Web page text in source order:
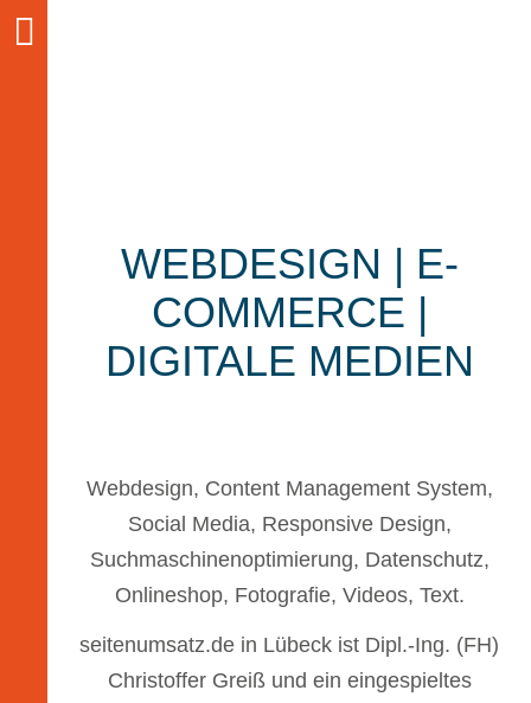
WEBDESIGN | E-
COMMERCE |
DIGITALE MEDIEN
Webdesign, Content Management System,
Social Media, Responsive Design,
Suchmaschinenoptimierung, Datenschutz,
Onlineshop, Fotografie, Videos, Text.
seitenumsatz.de in Lübeck ist Dipl.-Ing. (FH)
Christoffer Greiß und ein eingespieltes